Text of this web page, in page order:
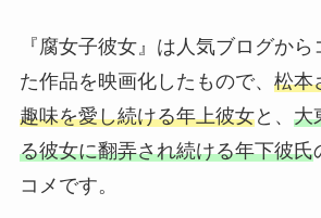
『腐女子彼女』は人気ブログか
た作品を映画化したもので、 松本
趣味を愛し続ける年上彼女と、 大
る彼女に翻弄され続ける年下彼氏
コメです。